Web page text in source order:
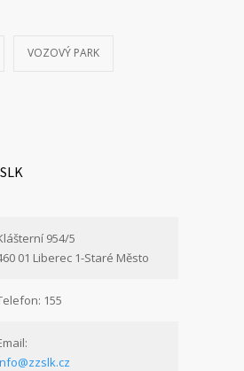
VOZOVÝ PARK
954/5
01 Liberec 1-Staré Město
155